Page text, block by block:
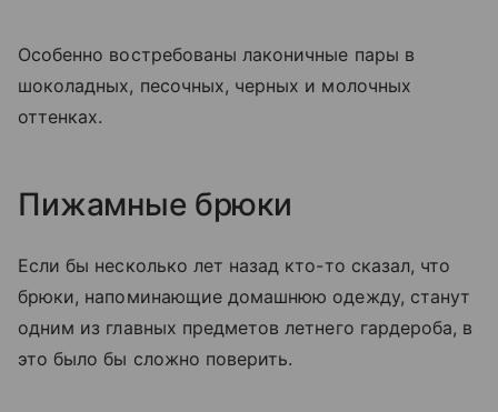
Особенно востребованы лаконичные пары в
шоколадных, песочных, черных и молочных
оттенках.
Пижамные брюки
Если бы несколько лет назад кто-то сказал, что
брюки, напоминающие домашнюю одежду, станут
одним из главных предметов летнего гардероба, в
это было бы сложно поверить.